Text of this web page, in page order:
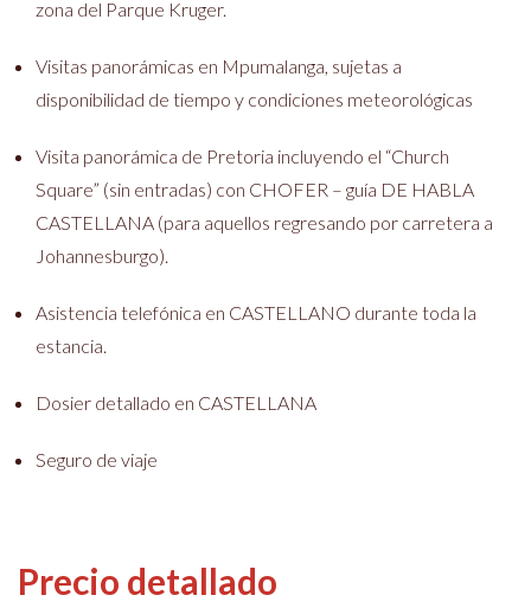
zona del Parque Kruger.
Visitas panorámicas en Mpumalanga, sujetas a
disponibilidad de tiempo y condiciones meteorológicas
Visita panorámica de Pretoria incluyendo el “Church
Square” (sin entradas) con CHOFER – guía DE HABLA
CASTELLANA (para aquellos regresando por carretera a
Johannesburgo).
Asistencia telefónica en CASTELLANO durante toda la
estancia.
Dosier detallado en CASTELLANA
Seguro de viaje
Precio detallado